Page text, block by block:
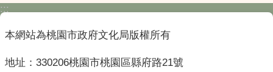
:::
本網站為桃園市政府文化局版權所有
地址：330206桃園市桃園區縣府路21號